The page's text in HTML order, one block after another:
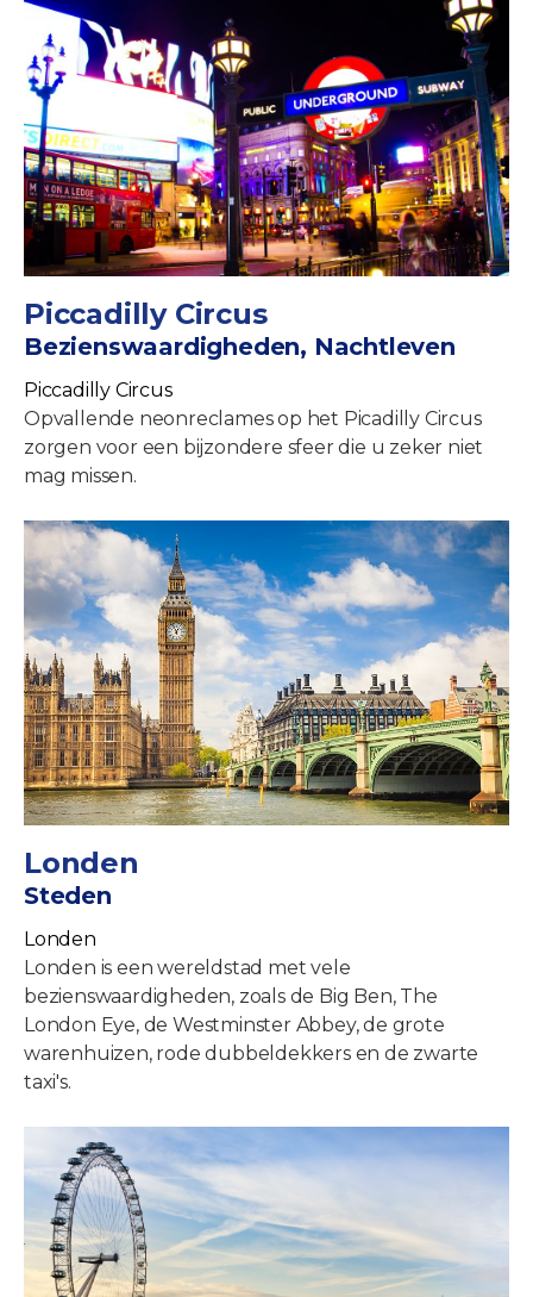
Piccadilly Circus
Bezienswaardigheden, Nachtleven
Piccadilly Circus
Opvallende neonreclames op het Picadilly Circus
zorgen voor een bijzondere sfeer die u zeker niet
mag missen.
Londen
Steden
Londen
Londen is een wereldstad met vele
bezienswaardigheden, zoals de Big Ben, The
London Eye, de Westminster Abbey, de grote
warenhuizen, rode dubbeldekkers en de zwarte
taxi's.